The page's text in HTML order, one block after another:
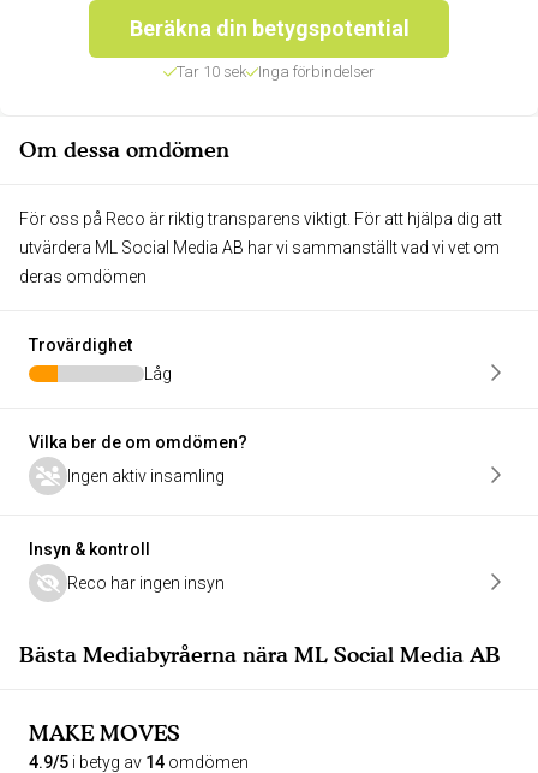
Beräkna din betygspotential
Tar 10 sek Inga förbindelser
Om dessa omdömen
För oss på Reco är riktig transparens viktigt. För att hjälpa dig att
utvärdera ML Social Media AB har vi sammanställt vad vi vet om
deras omdömen
Trovärdighet
Låg
Vilka ber de om omdömen?
Ingen aktiv insamling
Insyn & kontroll
Reco har ingen insyn
Bästa Mediabyråerna nära ML Social Media AB
MAKE MOVES
4.9/5 i betyg av 14 omdömen